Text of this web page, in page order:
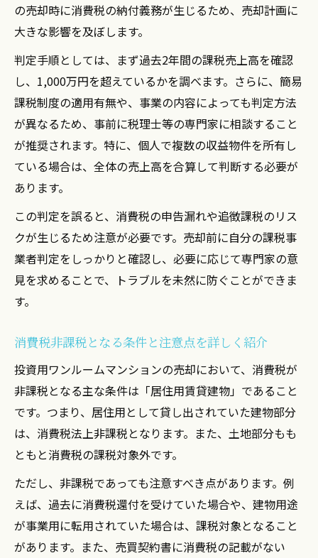
の売却時に消費税の納付義務が生じるため、売却計画に
大きな影響を及ぼします。
判定手順としては、まず過去2年間の課税売上高を確認
し、1,000万円を超えているかを調べます。さらに、簡易
課税制度の適用有無や、事業の内容によっても判定方法
が異なるため、事前に税理士等の専門家に相談すること
が推奨されます。特に、個人で複数の収益物件を所有し
ている場合は、全体の売上高を合算して判断する必要が
あります。
この判定を誤ると、消費税の申告漏れや追徴課税のリス
クが生じるため注意が必要です。売却前に自分の課税事
業者判定をしっかりと確認し、必要に応じて専門家の意
見を求めることで、トラブルを未然に防ぐことができま
す。
消費税非課税となる条件と注意点を詳しく紹介
投資用ワンルームマンションの売却において、消費税が
非課税となる主な条件は「居住用賃貸建物」であること
です。つまり、居住用として貸し出されていた建物部分
は、消費税法上非課税となります。また、土地部分もも
ともと消費税の課税対象外です。
ただし、非課税であっても注意すべき点があります。例
えば、過去に消費税還付を受けていた場合や、建物用途
が事業用に転用されていた場合は、課税対象となること
があります。また、売買契約書に消費税の記載がない